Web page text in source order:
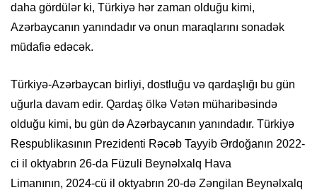
daha gördülər ki, Türkiyə hər zaman olduğu kimi,
Azərbaycanın yanındadır və onun maraqlarını sonadək
müdafiə edəcək.
Türkiyə-Azərbaycan birliyi, dostluğu və qardaşlığı bu gün
uğurla davam edir. Qardaş ölkə Vətən müharibəsində
olduğu kimi, bu gün də Azərbaycanın yanındadır. Türkiyə
Respublikasının Prezidenti Rəcəb Tayyib Ərdoğanın 2022-
ci il oktyabrın 26-da Füzuli Beynəlxalq Hava
Limanının, 2024-cü il oktyabrın 20-də Zəngilan Beynəlxalq